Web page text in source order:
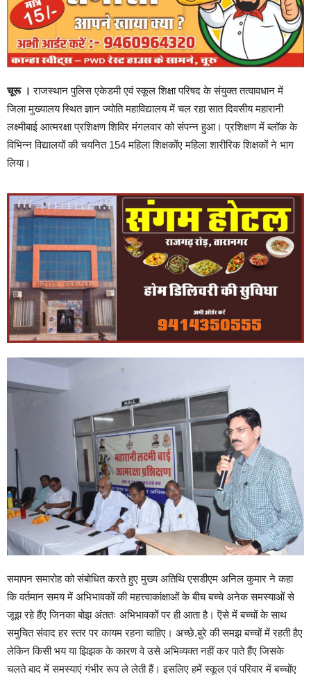
चूरू । राजस्थान पुलिस एकेडमी एवं स्कूल शिक्षा परिषद के संयुक्त तत्वावधान में
जिला मुख्यालय स्थित ज्ञान ज्योति महाविद्यालय में चल रहा सात दिवसीय महारानी
लक्ष्मीबाई आत्मरक्षा प्रशिक्षण शिविर मंगलवार को संपन्न हुआ। प्रशिक्षण में ब्लॉक के
विभिन्न विद्यालयों की चयनित 154 महिला शिक्षकोंए महिला शारीरिक शिक्षकों ने भाग
लिया।
समापन समारोह को संबोधित करते हुए मुख्य अतिथि एसडीएम अनिल कुमार ने कहा
कि वर्तमान समय में अभिभावकों की महत्त्वाकांक्षाओं के बीच बच्चे अनेक समस्याओं से
जूझ रहे हैंए जिनका बोझ अंततः अभिभावकों पर ही आता है। ऎसे में बच्चों के साथ
समुचित संवाद हर स्तर पर कायम रहना चाहिए। अच्छे.बुरे की समझ बच्चों में रहती हैए
लेकिन किसी भय या झिझक के कारण वे उसे अभिव्यक्त नहीं कर पाते हैंए जिसके
चलते बाद में समस्याएं गंभीर रूप ले लेती हैं। इसलिए हमें स्कूल एवं परिवार में बच्चोंए